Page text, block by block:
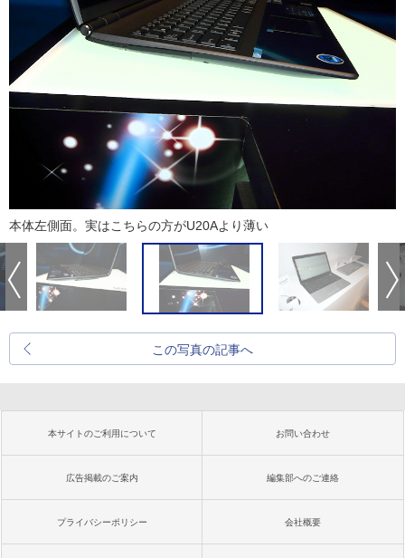
本体左側面。実はこちらの方がU20Aより薄い
この写真の記事へ
本サイトのご利用について お問い合わせ
広告掲載のご案内 編集部へのご連絡
プライバシーポリシー 会社概要